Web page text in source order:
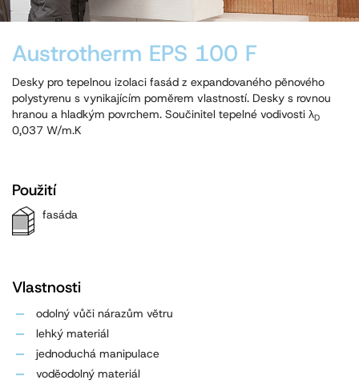
Austrotherm EPS 100 F
Desky pro tepelnou izolaci fasád z expandovaného pěnového
polystyrenu s vynikajícím poměrem vlastností. Desky s rovnou
hranou a hladkým povrchem. Součinitel tepelné vodivosti λD
0,037 W/m.K
Použití
fasáda
Vlastnosti
odolný vůči nárazům větru
lehký materiál
jednoduchá manipulace
voděodolný materiál